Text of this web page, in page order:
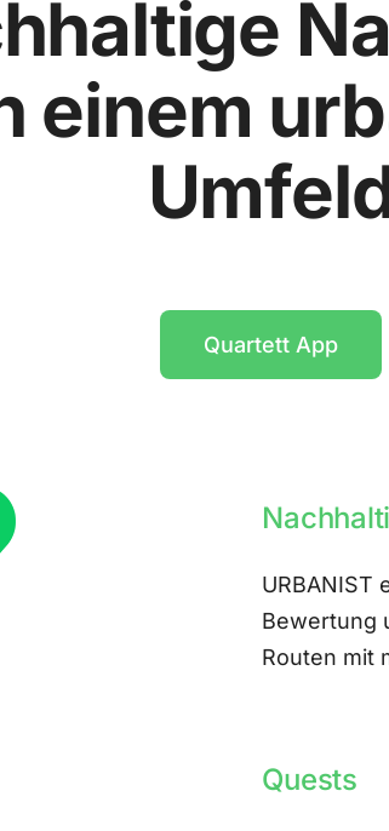
einem
Quartett App
URBANIST
Bewertung
Routen mit
Quests